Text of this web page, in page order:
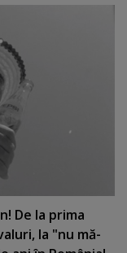
De la prima
la "nu mă-